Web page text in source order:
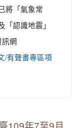
將「氣象常
認識地震」
網
/有聲書專區項
109年7至9月